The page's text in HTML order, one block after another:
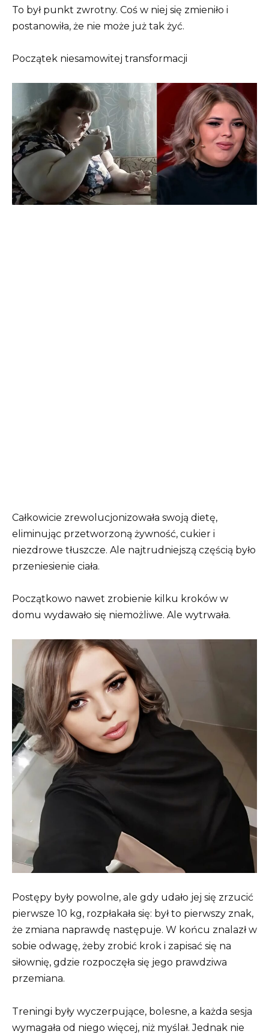
To był punkt zwrotny. Coś w niej się zmieniło i
postanowiła, że ​​nie może już tak żyć.
Początek niesamowitej transformacji
Całkowicie zrewolucjonizowała swoją dietę,
eliminując przetworzoną żywność, cukier i
niezdrowe tłuszcze. Ale najtrudniejszą częścią było
przeniesienie ciała.
Początkowo nawet zrobienie kilku kroków w
domu wydawało się niemożliwe. Ale wytrwała.
Postępy były powolne, ale gdy udało jej się zrzucić
pierwsze 10 kg, rozpłakała się: był to pierwszy znak,
że zmiana naprawdę następuje. W końcu znalazł w
sobie odwagę, żeby zrobić krok i zapisać się na
siłownię, gdzie rozpoczęła się jego prawdziwa
przemiana.
Treningi były wyczerpujące, bolesne, a każda sesja
wymagała od niego więcej, niż myślał. Jednak nie